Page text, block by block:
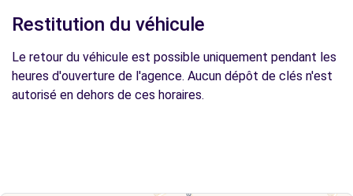
Restitution du véhicule
Le retour du véhicule est possible uniquement pendant les
heures d'ouverture de l'agence. Aucun dépôt de clés n'est
autorisé en dehors de ces horaires.